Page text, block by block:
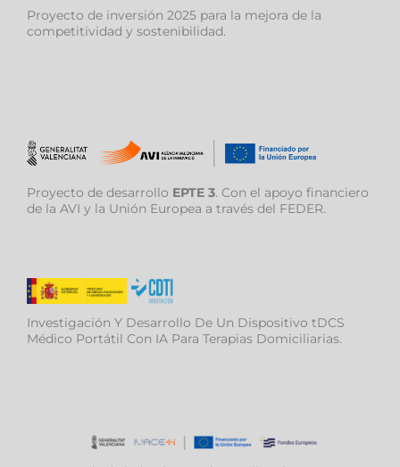
Proyecto de inversión 2025 para la mejora de la
competitividad y sostenibilidad.
Proyecto de desarrollo EPTE 3. Con el apoyo financiero
de la AVI y la Unión Europea a través del FEDER.
Investigación Y Desarrollo De Un Dispositivo tDCS
Médico Portátil Con IA Para Terapias Domiciliarias.